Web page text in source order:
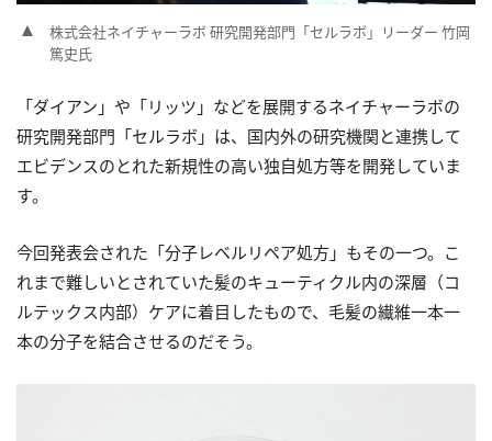
株式会社ネイチャーラボ 研究開発部門「セルラボ」リーダー 竹岡
篤史氏
「ダイアン」や「リッツ」などを展開するネイチャーラボの
研究開発部門「セルラボ」は、国内外の研究機関と連携して
エビデンスのとれた新規性の高い独自処方等を開発していま
す。
今回発表会された「分子レベルリペア処方」もその一つ。こ
れまで難しいとされていた髪のキューティクル内の深層（コ
ルテックス内部）ケアに着目したもので、毛髪の繊維一本一
本の分子を結合させるのだそう。